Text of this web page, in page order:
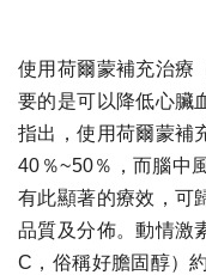
使用荷爾蒙補充治療
要的是可以降低心臟
指出，使用荷爾蒙補
40％~50％，而腦中
有此顯著的療效，可
品質及分佈。動情激
C，俗稱好膽固醇）